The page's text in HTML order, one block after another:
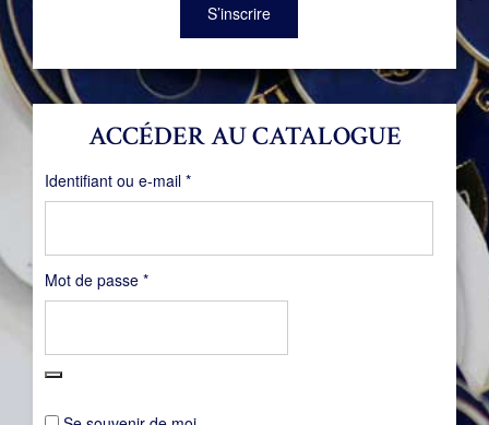
ACCÉDER AU CATALOGUE
Identifiant ou e-mail *Obligatoire
Mot de passe *Obligatoire
S’inscrire